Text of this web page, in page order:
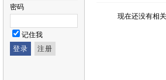
密码
记住我
现在还没有相